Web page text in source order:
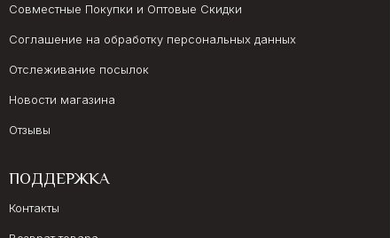
Совместные Покупки и Оптовые Скидки
Соглашение на обработку персональных данных
Отслеживание посылок
Новости магазина
Отзывы
ПОДДЕРЖКА
Контакты